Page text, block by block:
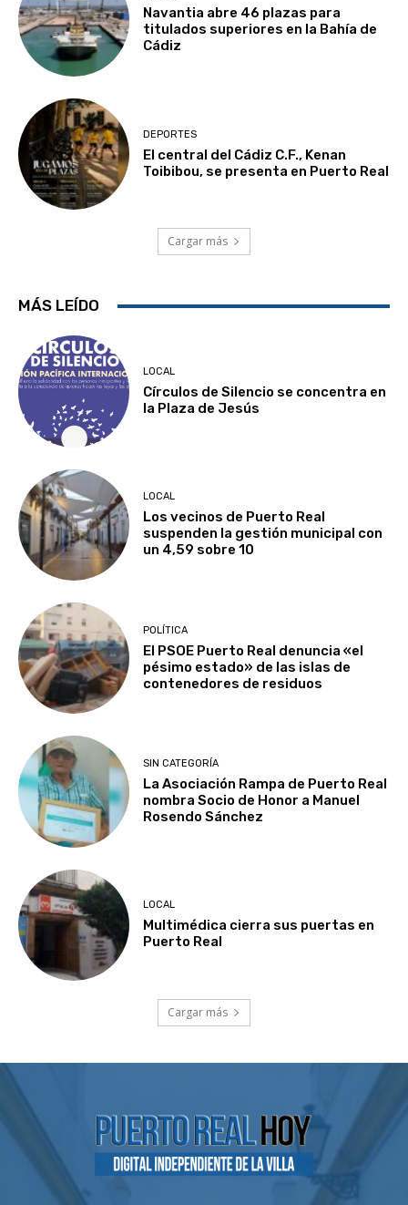
Navantia abre 46 plazas para
titulados superiores en la Bahía de
Cádiz
DEPORTES
El central del Cádiz C.F., Kenan
Toibibou, se presenta en Puerto Real
Cargar más
MÁS LEÍDO
LOCAL
Círculos de Silencio se concentra en
la Plaza de Jesús
LOCAL
Los vecinos de Puerto Real
suspenden la gestión municipal con
un 4,59 sobre 10
POLÍTICA
El PSOE Puerto Real denuncia «el
pésimo estado» de las islas de
contenedores de residuos
SIN CATEGORÍA
La Asociación Rampa de Puerto Real
nombra Socio de Honor a Manuel
Rosendo Sánchez
LOCAL
Multimédica cierra sus puertas en
Puerto Real
Cargar más